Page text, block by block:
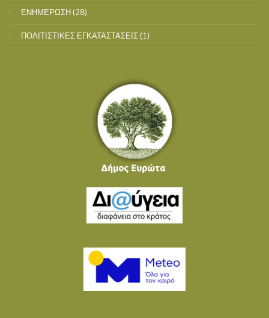
ΕΝΗΜΕΡΩΣΗ (28)
ΠΟΛΙΤΙΣΤΙΚΕΣ ΕΓΚΑΤΑΣΤΑΣΕΙΣ (1)